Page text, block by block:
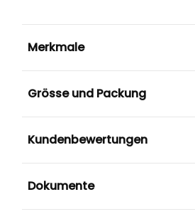
Merkmale
Grösse und Packung
Kundenbewertungen
Dokumente